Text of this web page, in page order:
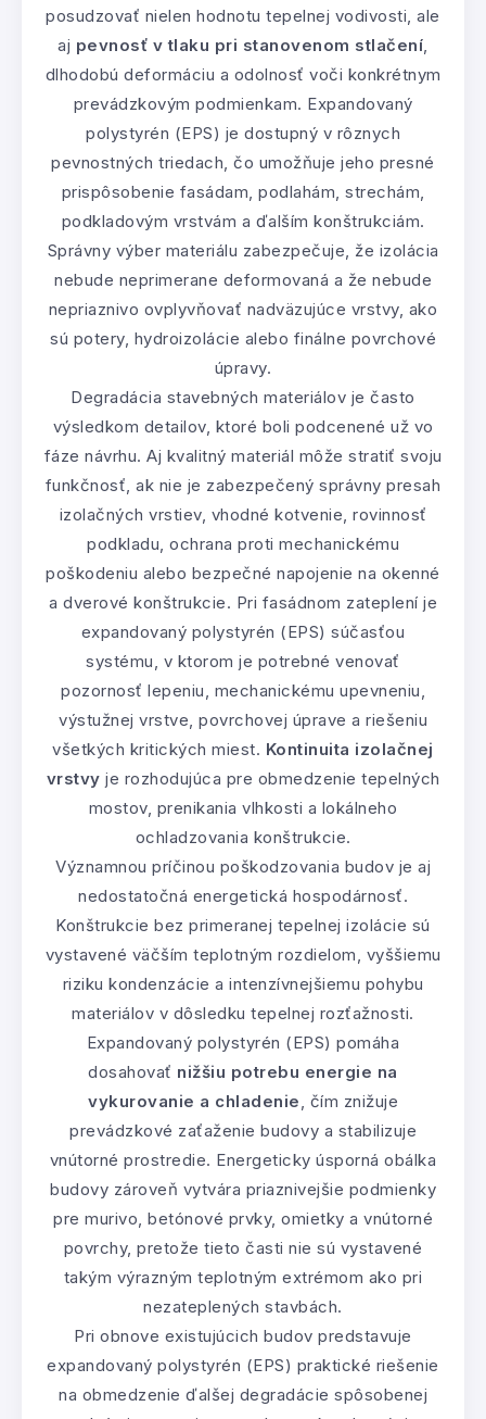
posudzovať nielen hodnotu tepelnej vodivosti, ale
aj pevnosť v tlaku pri stanovenom stlačení,
dlhodobú deformáciu a odolnosť voči konkrétnym
prevádzkovým podmienkam. Expandovaný
polystyrén (EPS) je dostupný v rôznych
pevnostných triedach, čo umožňuje jeho presné
prispôsobenie fasádam, podlahám, strechám,
podkladovým vrstvám a ďalším konštrukciám.
Správny výber materiálu zabezpečuje, že izolácia
nebude neprimerane deformovaná a že nebude
nepriaznivo ovplyvňovať nadväzujúce vrstvy, ako
sú potery, hydroizolácie alebo finálne povrchové
úpravy.
Degradácia stavebných materiálov je často
výsledkom detailov, ktoré boli podcenené už vo
fáze návrhu. Aj kvalitný materiál môže stratiť svoju
funkčnosť, ak nie je zabezpečený správny presah
izolačných vrstiev, vhodné kotvenie, rovinnosť
podkladu, ochrana proti mechanickému
poškodeniu alebo bezpečné napojenie na okenné
a dverové konštrukcie. Pri fasádnom zateplení je
expandovaný polystyrén (EPS) súčasťou
systému, v ktorom je potrebné venovať
pozornosť lepeniu, mechanickému upevneniu,
výstužnej vrstve, povrchovej úprave a riešeniu
všetkých kritických miest. Kontinuita izolačnej
vrstvy je rozhodujúca pre obmedzenie tepelných
mostov, prenikania vlhkosti a lokálneho
ochladzovania konštrukcie.
Významnou príčinou poškodzovania budov je aj
nedostatočná energetická hospodárnosť.
Konštrukcie bez primeranej tepelnej izolácie sú
vystavené väčším teplotným rozdielom, vyššiemu
riziku kondenzácie a intenzívnejšiemu pohybu
materiálov v dôsledku tepelnej rozťažnosti.
Expandovaný polystyrén (EPS) pomáha
dosahovať nižšiu potrebu energie na
vykurovanie a chladenie, čím znižuje
prevádzkové zaťaženie budovy a stabilizuje
vnútorné prostredie. Energeticky úsporná obálka
budovy zároveň vytvára priaznivejšie podmienky
pre murivo, betónové prvky, omietky a vnútorné
povrchy, pretože tieto časti nie sú vystavené
takým výrazným teplotným extrémom ako pri
nezateplených stavbách.
Pri obnove existujúcich budov predstavuje
expandovaný polystyrén (EPS) praktické riešenie
na obmedzenie ďalšej degradácie spôsobenej